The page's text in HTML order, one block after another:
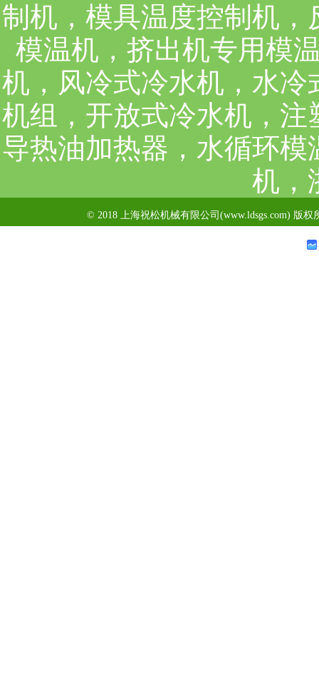
制机，模具温度控制机
模温机，挤出机专用模
机，风冷式冷水机，水
机组，开放式冷水机，
导热油加热器，水循环
机，
© 2018 上海祝松机械有限公司(www.ldsgs.com) 版权